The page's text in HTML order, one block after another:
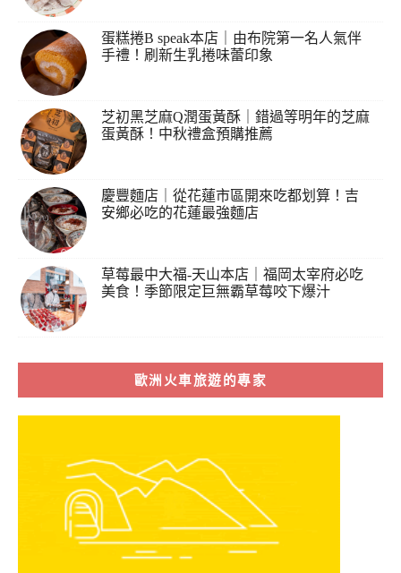
蛋糕捲B speak本店｜由布院第一名人氣伴
手禮！刷新生乳捲味蕾印象
芝初黑芝麻Q潤蛋黃酥｜錯過等明年的芝麻
蛋黃酥！中秋禮盒預購推薦
慶豐麵店｜從花蓮市區開來吃都划算！吉
安鄉必吃的花蓮最強麵店
草莓最中大福-天山本店｜福岡太宰府必吃
美食！季節限定巨無霸草莓咬下爆汁
歐洲火車旅遊的專家